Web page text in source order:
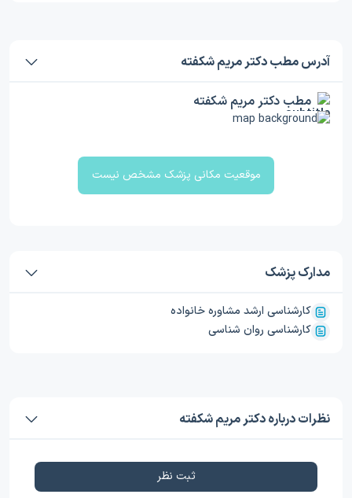
آدرس مطب دکتر مریم شکفته
مطب دکتر مریم شکفته
موقعیت مکانی پزشک مشخص نیست
مدارک پزشک
کارشناسی ارشد مشاوره خانواده
کارشناسی روان شناسی
نظرات درباره دکتر مریم شکفته
ثبت نظر